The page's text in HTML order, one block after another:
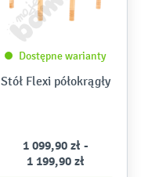
Dostępne warianty
Stół Flexi półokrągły
1 099,90 zł -
1 199,90 zł